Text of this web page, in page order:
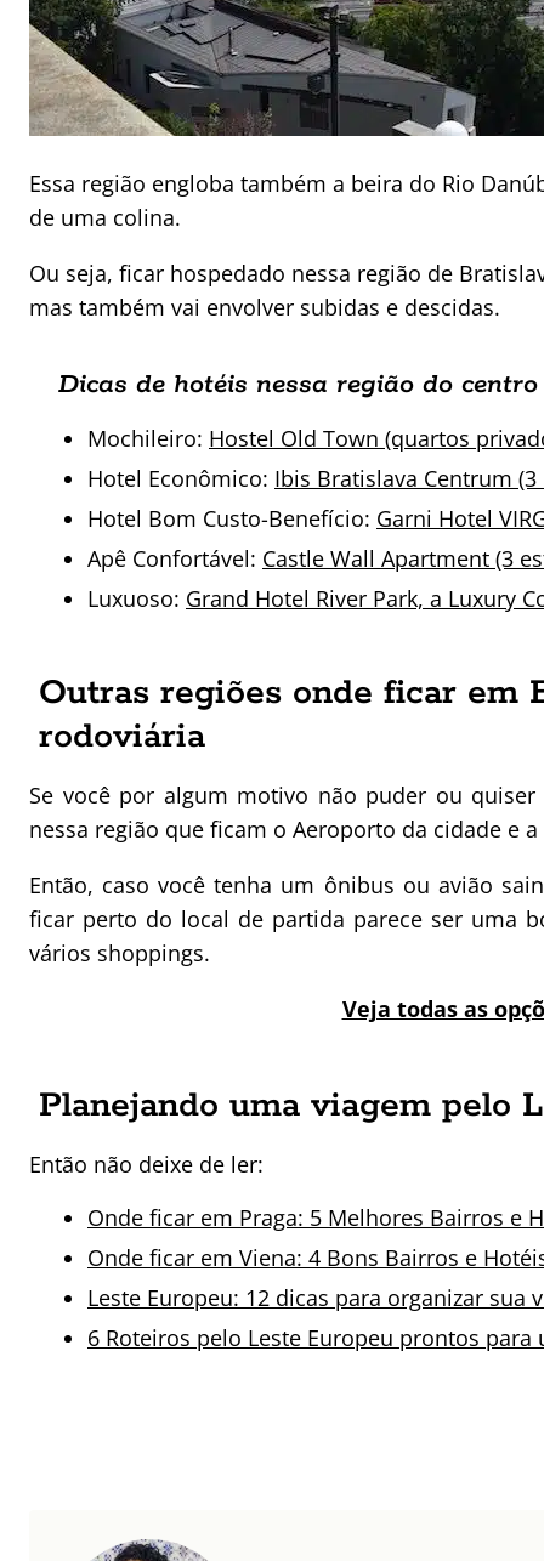
Essa região engloba também a beira do Rio
de uma colina.
Ou seja, ficar hospedado nessa região de
mas também vai envolver subidas e descidas.
Dicas de hotéis nessa região do
Mochileiro: Hostel Old Town (quartos
Hotel Econômico: Ibis Bratislava Centrum
Hotel Bom Custo-Benefício: Garni Hotel
Apê Confortável: Castle Wall Apartment (3
Luxuoso: Grand Hotel River Park, a Luxury
Outras regiões onde ficar em
rodoviária
Se você por algum motivo não puder ou
nessa região que ficam o Aeroporto da cidade e
Então, caso você tenha um ônibus ou avião
ficar perto do local de partida parece ser uma
vários shoppings.
Veja todas as
Planejando uma viagem pelo
Então não deixe de ler:
Onde ficar em Praga: 5 Melhores Bairros e
Onde ficar em Viena: 4 Bons Bairros e
Leste Europeu: 12 dicas para organizar sua
6 Roteiros pelo Leste Europeu prontos para